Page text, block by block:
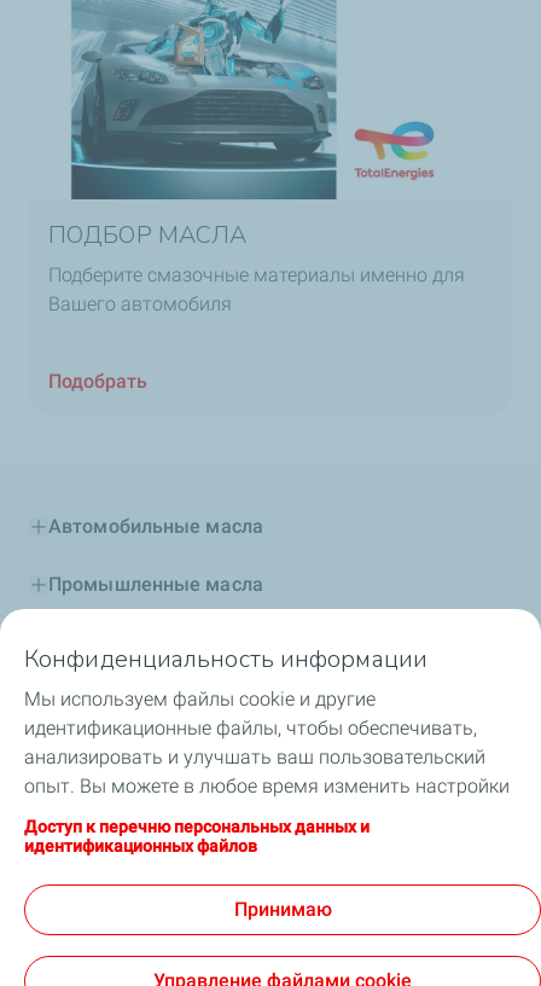
ПОДБОР МАСЛА
Подберите смазочные материалы именно для
Вашего автомобиля
Подобрать
Автомобильные масла
Промышленные масла
Специальные жидкости
Автоспорт и TotalEnergies
Конфиденциальность информации
Мы используем файлы cookie и другие
идентификационные файлы, чтобы обеспечивать,
анализировать и улучшать ваш пользовательский
опыт. Вы можете в любое время изменить настройки
файлов cookie, нажав на кнопку «Управлять моими
файлами cookie». Нажав на кнопку «Я согласен(-на)»,
Если вы нажмете на кнопку «Я отказываюсь», будут
использоваться только технические файлы cookie,
необходимые для надлежащего функционирования
Доступ к перечню персональных данных и
идентификационных файлов
Принимаю
Управление файлами cookie